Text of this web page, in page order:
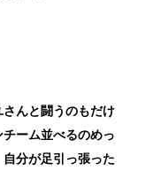
んと闘うのもだけ
ーム並べるのめっ
分が足引っ張った